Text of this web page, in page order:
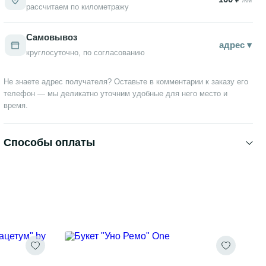
рассчитаем по километражу
Самовывоз
круглосуточно, по согласованию
адрес ▾
Не знаете адрес получателя? Оставьте в комментарии к заказу его
телефон — мы деликатно уточним удобные для него место и
время.
Способы оплаты